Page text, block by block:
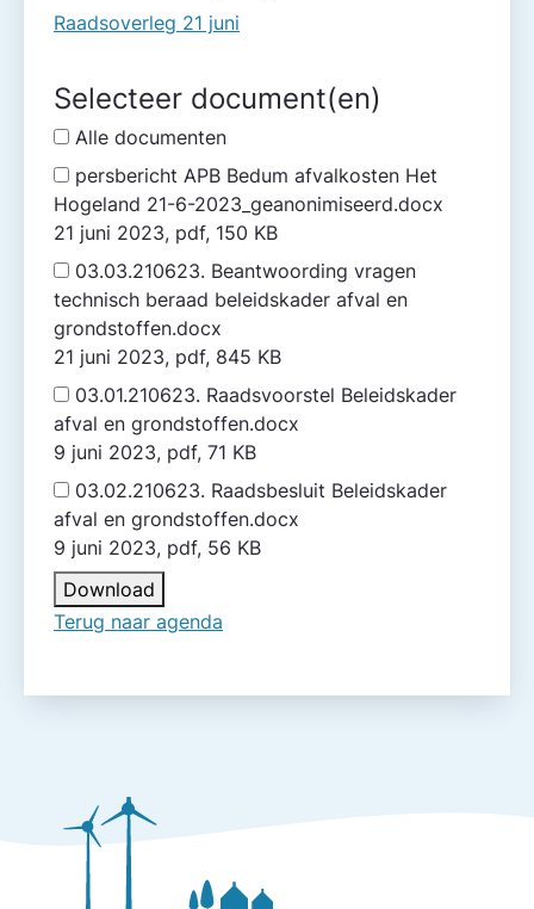
Raadsoverleg 21 juni
Selecteer document(en)
Alle documenten
persbericht APB Bedum afvalkosten Het
Hogeland 21-6-2023_geanonimiseerd.docx
21 juni 2023, pdf, 150 KB
03.03.210623. Beantwoording vragen
technisch beraad beleidskader afval en
grondstoffen.docx
21 juni 2023, pdf, 845 KB
03.01.210623. Raadsvoorstel Beleidskader
afval en grondstoffen.docx
9 juni 2023, pdf, 71 KB
03.02.210623. Raadsbesluit Beleidskader
afval en grondstoffen.docx
9 juni 2023, pdf, 56 KB
Download
Terug naar agenda